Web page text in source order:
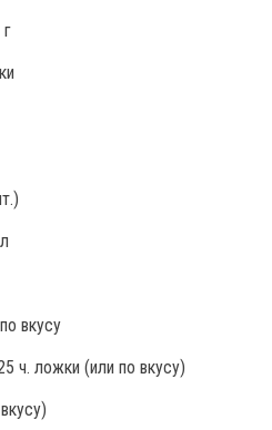
вкусу
ч. ложки (или по вкусу)